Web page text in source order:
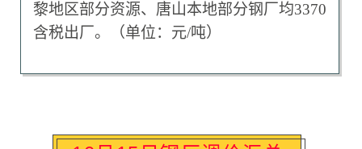
黎地区部分资源、唐山本地部分钢厂均3370
含税出厂。（单位：元/吨）